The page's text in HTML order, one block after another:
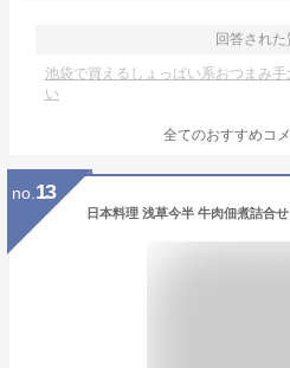
回答された
池袋で買えるしょっぱい系おつまみ
い
全てのおすすめコ
no. 13